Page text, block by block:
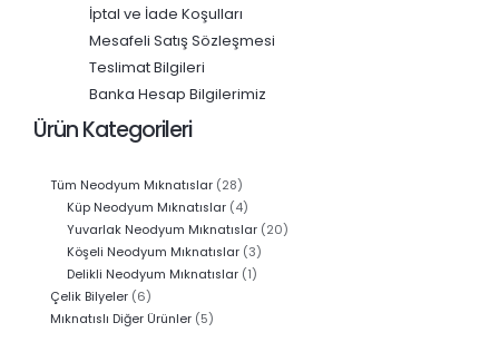
İptal ve İade Koşulları
Mesafeli Satış Sözleşmesi
Teslimat Bilgileri
Banka Hesap Bilgilerimiz
Ürün Kategorileri
Tüm Neodyum Mıknatıslar 2828
ürün
Küp Neodyum Mıknatıslar 44
ürün
Yuvarlak Neodyum Mıknatıslar 2020
Köşeli Neodyum Mıknatıslar 33
ürün
Delikli Neodyum Mıknatıslar 11
Çelik Bilyeler 66
ürün
Mıknatıslı Diğer Ürünler 55